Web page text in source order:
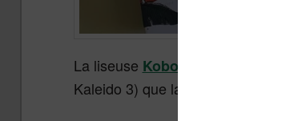
La liseuse Kobo Libra Colour
Kaleido 3) que la Kindle Colorsoft.